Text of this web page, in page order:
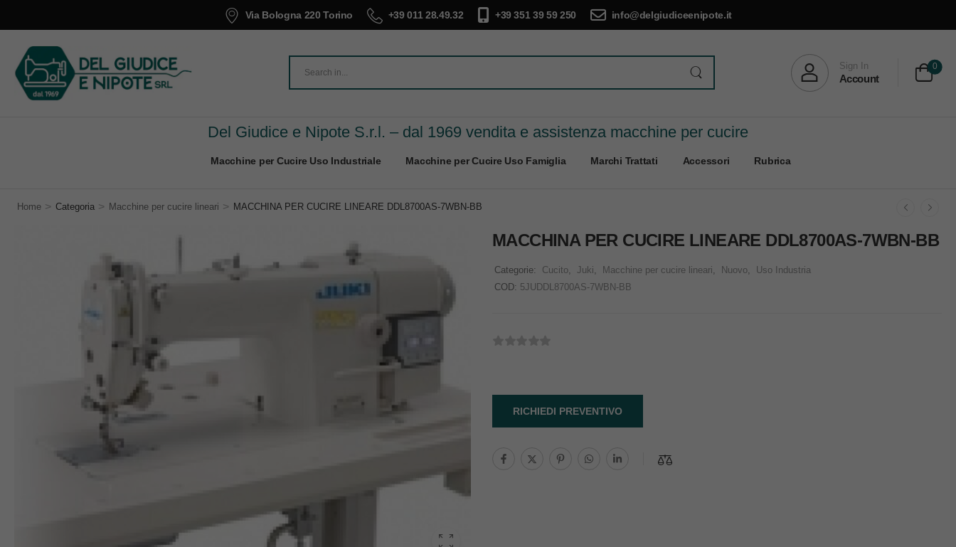
Via Bologna 220 Torino +39 011 28.49.32 +39 351 39 59 250 info@delgiudiceenipote.it
Sign In
Account
0
Del Giudice e Nipote S.r.l. – dal 1969 vendita e assistenza macchine per cucire
Macchine per Cucire Uso Industriale Macchine per Cucire Uso Famiglia Marchi Trattati Accessori Rubrica
Home > Categoria > Macchine per cucire lineari > MACCHINA PER CUCIRE LINEARE DDL8700AS-7WBN-BB
MACCHINA PER CUCIRE LINEARE DDL8700AS-7WBN-BB
Categorie: Cucito Juki Macchine per cucire lineari Nuovo
Uso Industria
COD: 5JUDDL8700AS-7WBN-BB
RICHIEDI PREVENTIVO